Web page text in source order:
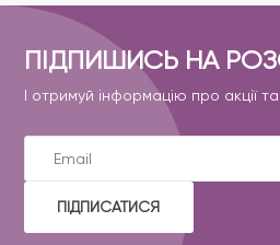
ПІДПИШИСЬ НА
І отримуй інформацію про акції
ПІДПИСАТИСЯ